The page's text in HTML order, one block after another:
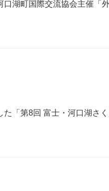
口湖町国際交流協会主催「
「第8回 富士・河口湖さく